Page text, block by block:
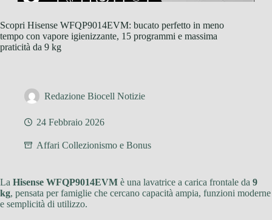
Scopri Hisense WFQP9014EVM: bucato perfetto in meno
tempo con vapore igienizzante, 15 programmi e massima
praticità da 9 kg
Redazione Biocell Notizie
24 Febbraio 2026
Affari Collezionismo e Bonus
La Hisense WFQP9014EVM è una lavatrice a carica frontale da 9
kg, pensata per famiglie che cercano capacità ampia, funzioni moderne
e semplicità di utilizzo.